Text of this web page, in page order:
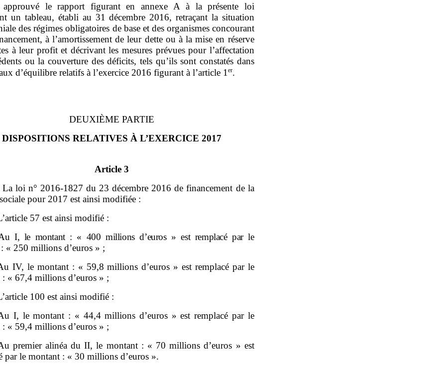
approuvé le rapport figurant en annexe A à la présente loi
un tableau, établi au 31 décembre 2016, retraçant la situation
des régimes obligatoires de base et des organismes concourant
à l’amortissement de leur dette ou à la mise en réserve
à leur profit et décrivant les mesures prévues pour l’affectation
ou la couverture des déficits, tels qu’ils sont constatés dans
d’équilibre relatifs à l’exercice 2016 figurant à l’article 1er.
DEUXIÈME PARTIE
DISPOSITIONS RELATIVES À L’EXERCICE 2017
Article 3
loi n° 2016‑1827 du 23 décembre 2016 de financement de la
pour 2017 est ainsi modifiée :
57 est ainsi modifié :
I, le montant : « 400 millions d’euros » est remplacé par le
: « 250 millions d’euros » ;
IV, le montant : « 59,8 millions d’euros » est remplacé par le
: « 67,4 millions d’euros » ;
100 est ainsi modifié :
I, le montant : « 44,4 millions d’euros » est remplacé par le
: « 59,4 millions d’euros » ;
premier alinéa du II, le montant : « 70 millions d’euros » est
par le montant : « 30 millions d’euros ».